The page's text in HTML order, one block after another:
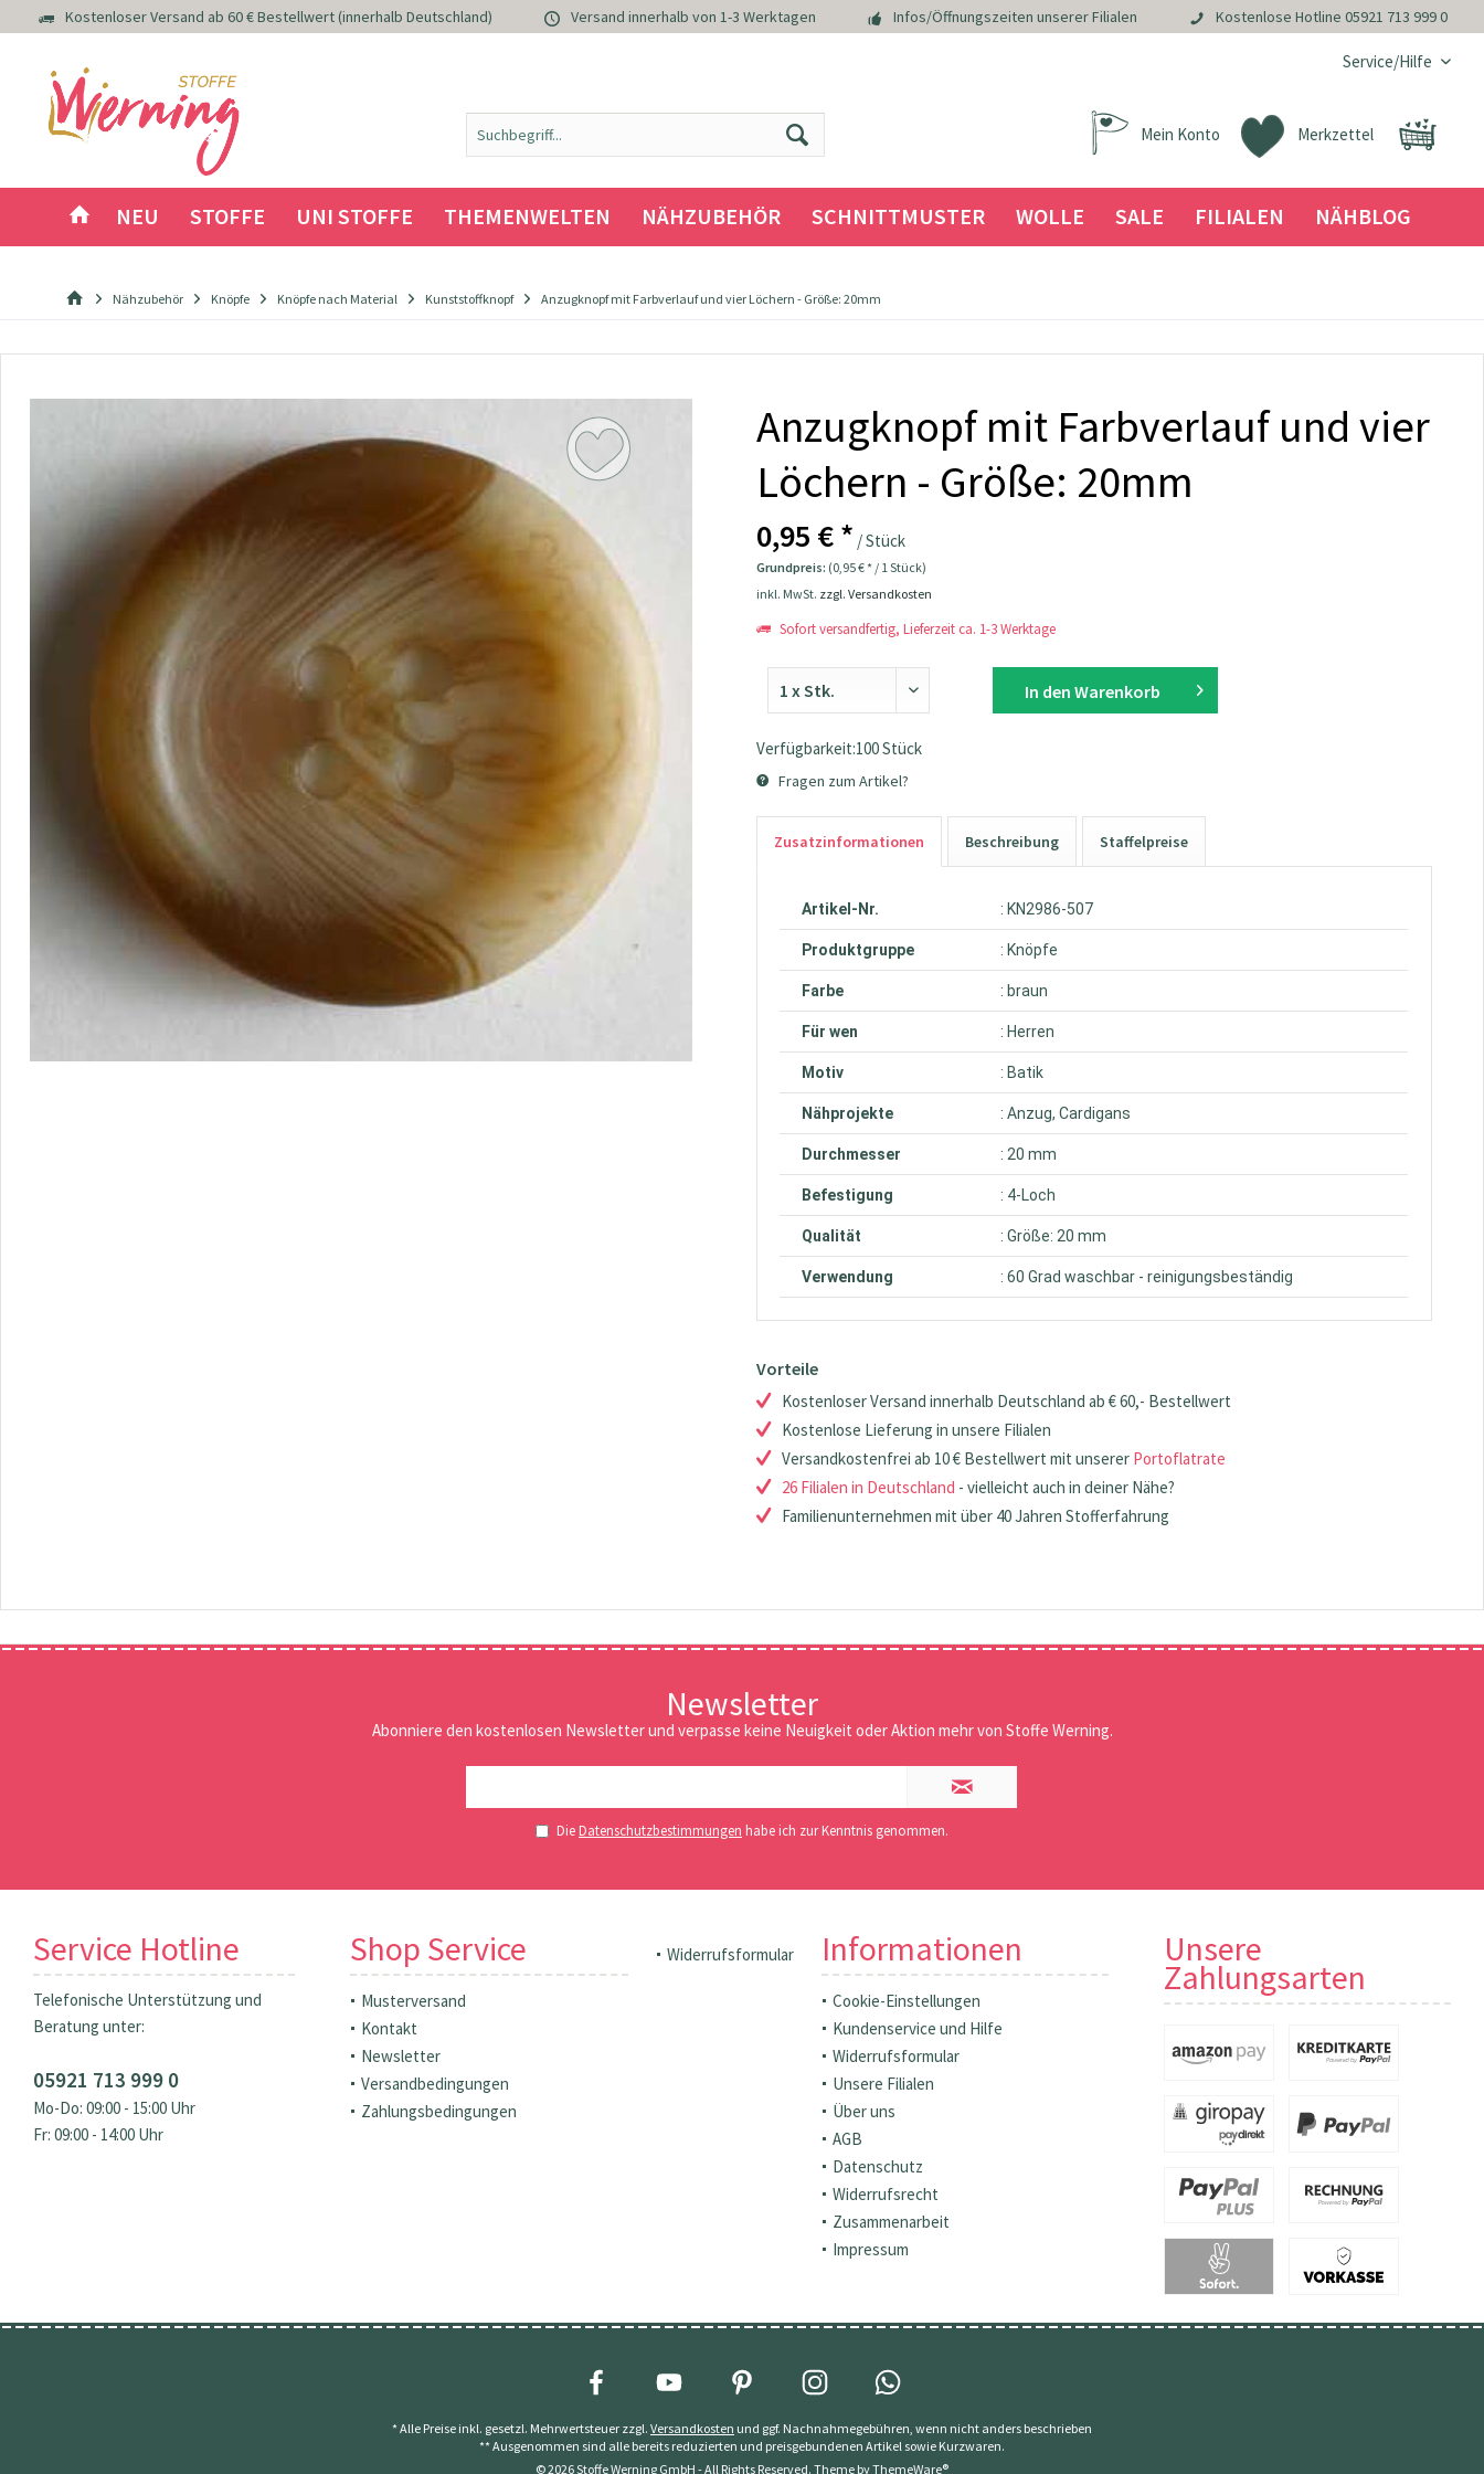
Kostenloser Versand ab 60 € Bestellwert (innerhalb Deutschland) Versand innerhalb von 1-3 Werktagen Infos/Öffnungszeiten unserer Filialen Kostenlose Hotline 05921 713 999 0
Service/Hilfe
Merkzettel
Mein Konto
NEU STOFFE UNI STOFFE THEMENWELTEN NÄHZUBEHÖR SCHNITTMUSTER WOLLE SALE FILIALEN NÄHBLOG
Nähzubehör Knöpfe Knöpfe nach Material Kunststoffknopf Anzugknopf mit Farbverlauf und vier Löchern - Größe: 20mm
Anzugknopf mit Farbverlauf und vier
Löchern - Größe: 20mm
0,95 € * / Stück
Grundpreis: (0,95 € * / 1 Stück)
inkl. MwSt. zzgl. Versandkosten
Sofort versandfertig, Lieferzeit ca. 1-3 Werktage
In den Warenkorb
Verfügbarkeit:100 Stück
Fragen zum Artikel?
Zusatzinformationen Beschreibung Staffelpreise
Artikel-Nr. : KN2986-507
Produktgruppe : Knöpfe
Farbe : braun
Für wen : Herren
Motiv : Batik
Nähprojekte : Anzug, Cardigans
Durchmesser : 20 mm
Befestigung : 4-Loch
Qualität : Größe: 20 mm
Verwendung : 60 Grad waschbar - reinigungsbeständig
Vorteile
Kostenloser Versand innerhalb Deutschland ab € 60,- Bestellwert
Kostenlose Lieferung in unsere Filialen
Versandkostenfrei ab 10 € Bestellwert mit unserer Portoflatrate
26 Filialen in Deutschland - vielleicht auch in deiner Nähe?
Familienunternehmen mit über 40 Jahren Stofferfahrung
Newsletter
Abonniere den kostenlosen Newsletter und verpasse keine Neuigkeit oder Aktion mehr von Stoffe Werning.
DieDatenschutzbestimmungen habe ich zur Kenntnis genommen.
Service Hotline
Telefonische Unterstützung und
Beratung unter:
05921 713 999 0
Mo-Do: 09:00 - 15:00 Uhr
Fr: 09:00 - 14:00 Uhr
Shop Service
Musterversand
Kontakt
Newsletter
Versandbedingungen
Zahlungsbedingungen
Widerrufsformular Informationen
Cookie-Einstellungen
Kundenservice und Hilfe
Widerrufsformular
Unsere Filialen
Über uns
AGB
Datenschutz
Widerrufsrecht
Zusammenarbeit
Impressum
Unsere
Zahlungsarten
* Alle Preise inkl. gesetzl. Mehrwertsteuer zzgl. Versandkosten und ggf. Nachnahmegebühren, wenn nicht anders beschrieben
** Ausgenommen sind alle bereits reduzierten und preisgebundenen Artikel sowie Kurzwaren.
© 2026 Stoffe Werning GmbH - All Rights Reserved. Theme byThemeWare®